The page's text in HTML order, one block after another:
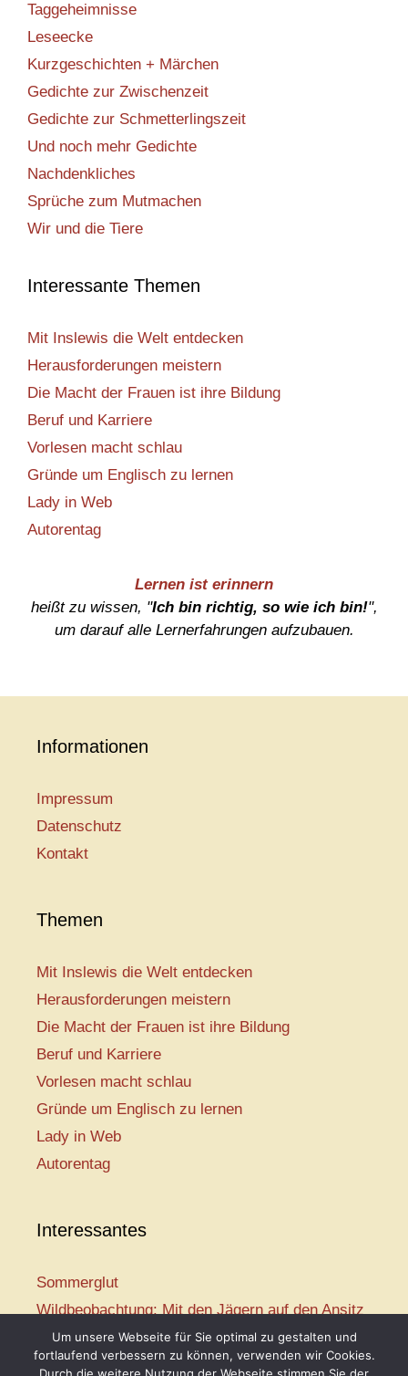
Taggeheimnisse
Leseecke
Kurzgeschichten + Märchen
Gedichte zur Zwischenzeit
Gedichte zur Schmetterlingszeit
Und noch mehr Gedichte
Nachdenkliches
Sprüche zum Mutmachen
Wir und die Tiere
Interessante Themen
Mit Inslewis die Welt entdecken
Herausforderungen meistern
Die Macht der Frauen ist ihre Bildung
Beruf und Karriere
Vorlesen macht schlau
Gründe um Englisch zu lernen
Lady in Web
Autorentag
Lernen ist erinnern
heißt zu wissen, "Ich bin richtig, so wie ich bin!",
um darauf alle Lernerfahrungen aufzubauen.
Informationen
Impressum
Datenschutz
Kontakt
Themen
Mit Inslewis die Welt entdecken
Herausforderungen meistern
Die Macht der Frauen ist ihre Bildung
Beruf und Karriere
Vorlesen macht schlau
Gründe um Englisch zu lernen
Lady in Web
Autorentag
Interessantes
Sommerglut
Wildbeobachtung: Mit den Jägern auf den Ansitz
Mir ist so heiß
Mission: Rettungsschwimmer
Um unsere Webseite für Sie optimal zu gestalten und
fortlaufend verbessern zu können, verwenden wir Cookies.